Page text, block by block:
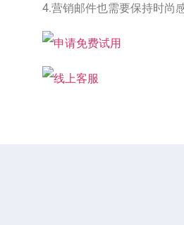
4.营销邮件也需要保持时尚